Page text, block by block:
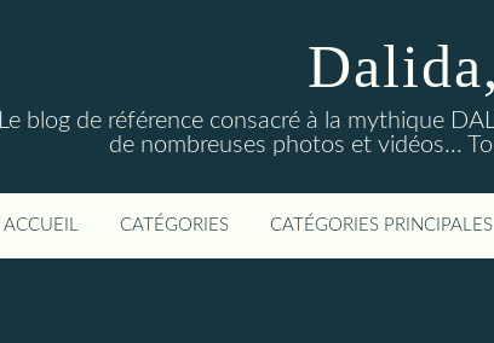
Le blog de référence consacré à la mythique
de nombreuses photos et vidéos...
ACCUEIL CATÉGORIES CATÉGORIES PRINCIPALES